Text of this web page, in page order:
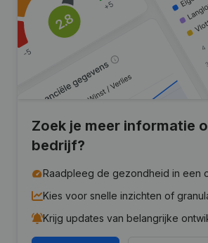
Zoek je meer informatie
bedrijf?
Raadpleeg de gezondheid in een
Kies voor snelle inzichten of
Krijg updates van belangrijke